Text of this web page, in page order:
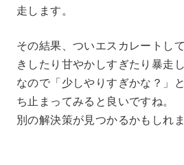
走します。
その結果、ついエスカレートし
きしたり甘やかしすぎたり暴走
なので「少しやりすぎかな？」
ち止まってみると良いですね。
別の解決策が見つかるかもしれま